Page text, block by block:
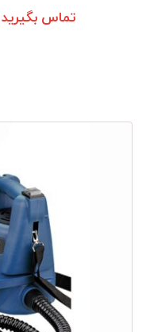
تماس بگیرید